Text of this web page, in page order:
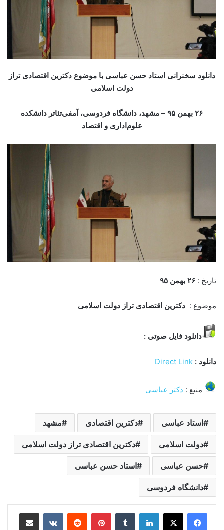
دانلود سخنرانی استاد حسن عباسی با موضوع دکترین اقتصادی تراز
دولت اسلامی
۲۶ بهمن ۹۵ – مشهد، دانشگاه فردوسی، آمفی‌تئاتر دانشکده
علوم‌اداری و اقتصاد
تاریخ : ۲۶ بهمن ۹۵
موضوع : دکترین اقتصادی تراز دولت اسلامی
دانلود فایل صوتی :
دانلود : Direct Link
منبع : دکتر عباسی
استاد عباسی دکترین اقتصادی مشهد
دولت اسلامی دکترین اقتصادی تراز دولت اسلامی
حسن عباسی استاد حسن عباسی
دانشگاه فردوسی
لینکدین ‫تامبلر ‫پین‌ترست‫رددیت ‫VKontakteاشتراک گذاری از طریق ایمیل